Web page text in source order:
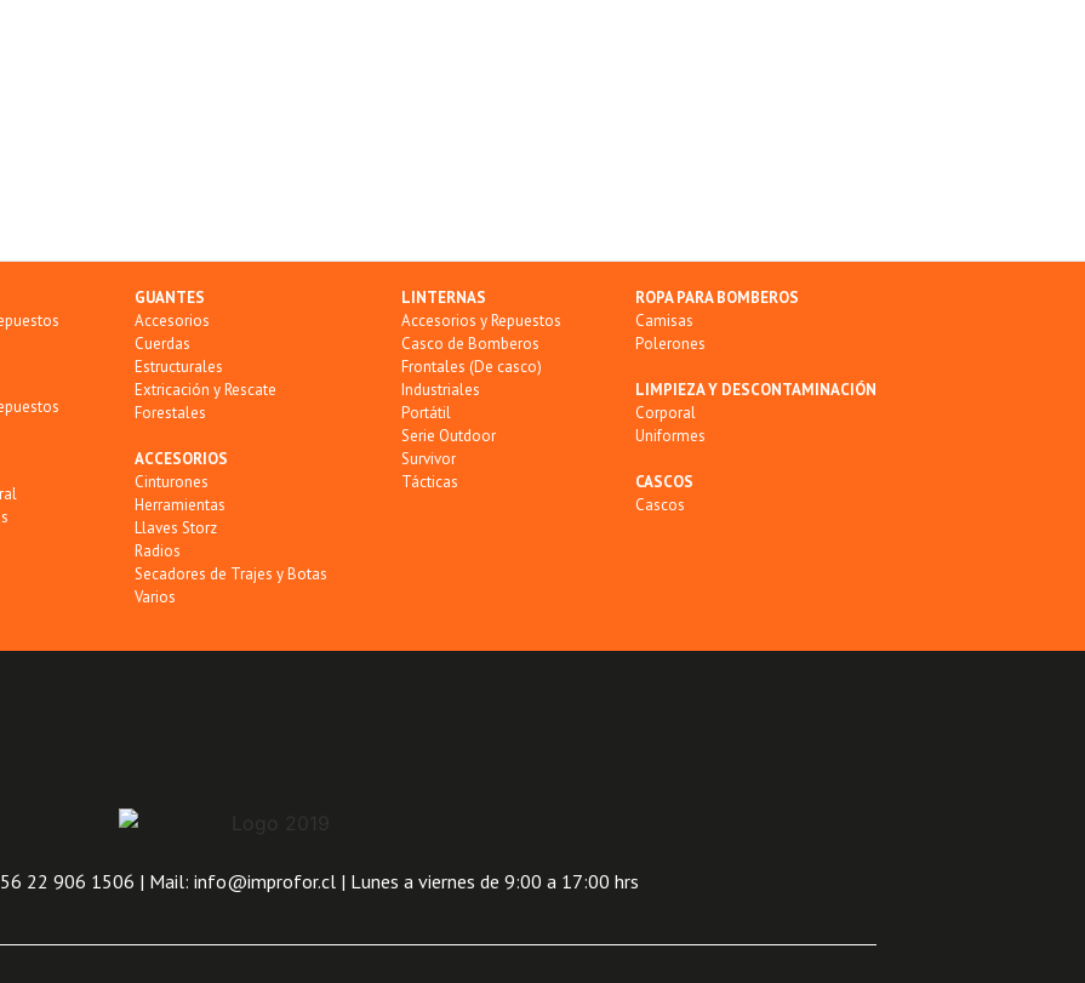
GUANTES
Accesorios
Cuerdas
Estructurales
Extricación y Rescate
Forestales
ACCESORIOS
Cinturones
Herramientas
Llaves Storz
Radios
Secadores de Trajes y Botas
Varios
LINTERNAS
Accesorios y Repuestos
Casco de Bomberos
Frontales (De casco)
Industriales
Portátil
Serie Outdoor
Survivor
Tácticas
ROPA PARA BOMBEROS
Camisas
Polerones
LIMPIEZA Y DESCONTAMINACIÓN
Corporal
Uniformes
CASCOS
Cascos
22 906 1506 | Mail: info@improfor.cl | Lunes a viernes de 9:00 a 17:00 hrs